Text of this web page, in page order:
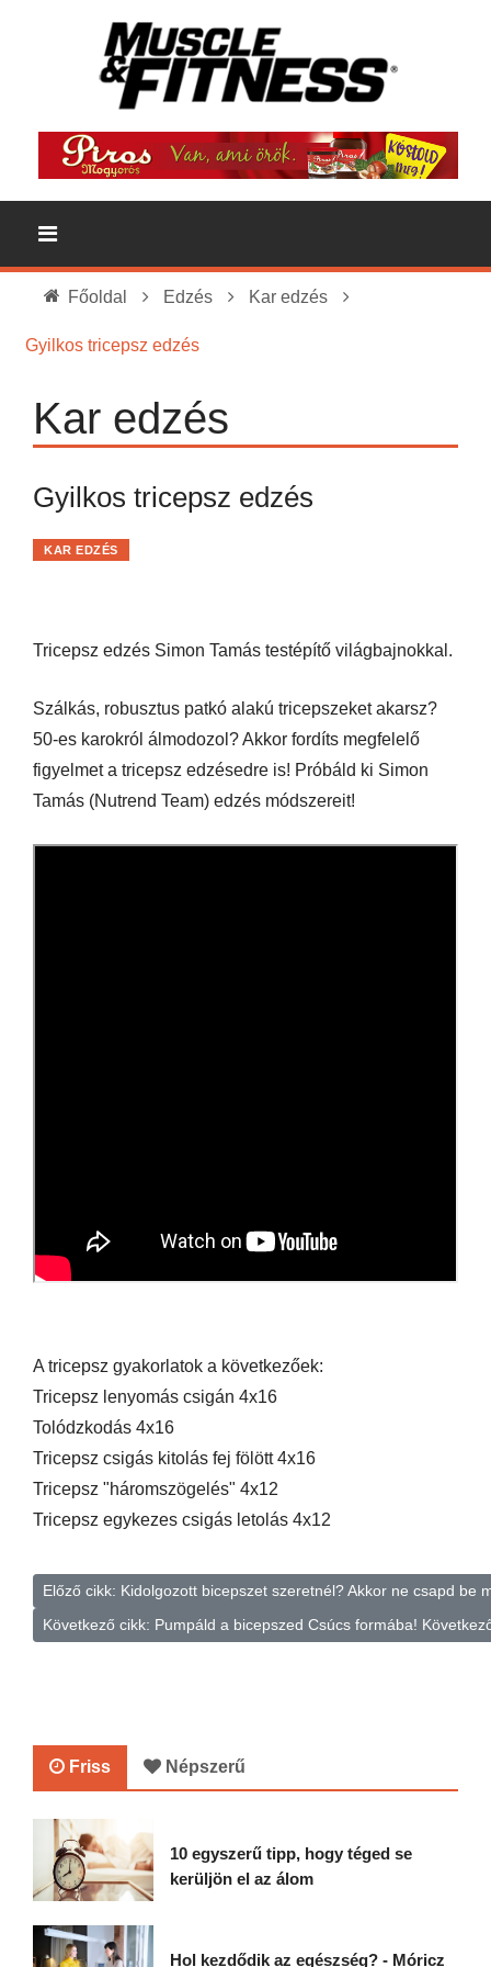
Főoldal Edzés Kar edzés
Gyilkos tricepsz edzés
Kar edzés
Gyilkos tricepsz edzés
KAR EDZÉS
Tricepsz edzés Simon Tamás testépítő világbajnokkal.
Szálkás, robusztus patkó alakú tricepszeket akarsz?
50-es karokról álmodozol? Akkor fordíts megfelelő
figyelmet a tricepsz edzésedre is! Próbáld ki Simon
Tamás (Nutrend Team) edzés módszereit!
A tricepsz gyakorlatok a következőek:
Tricepsz lenyomás csigán 4x16
Tolódzkodás 4x16
Tricepsz csigás kitolás fej fölött 4x16
Tricepsz "háromszögelés" 4x12
Tricepsz egykezes csigás letolás 4x12
Előző cikk: Kidolgozott bicepszet szeretnél? Akkor ne csapd be
Következő cikk: Pumpáld a bicepszed Csúcs formába!
Friss Népszerű
10 egyszerű tipp, hogy téged se
kerüljön el az álom
Hol kezdődik az egészség? - Móricz